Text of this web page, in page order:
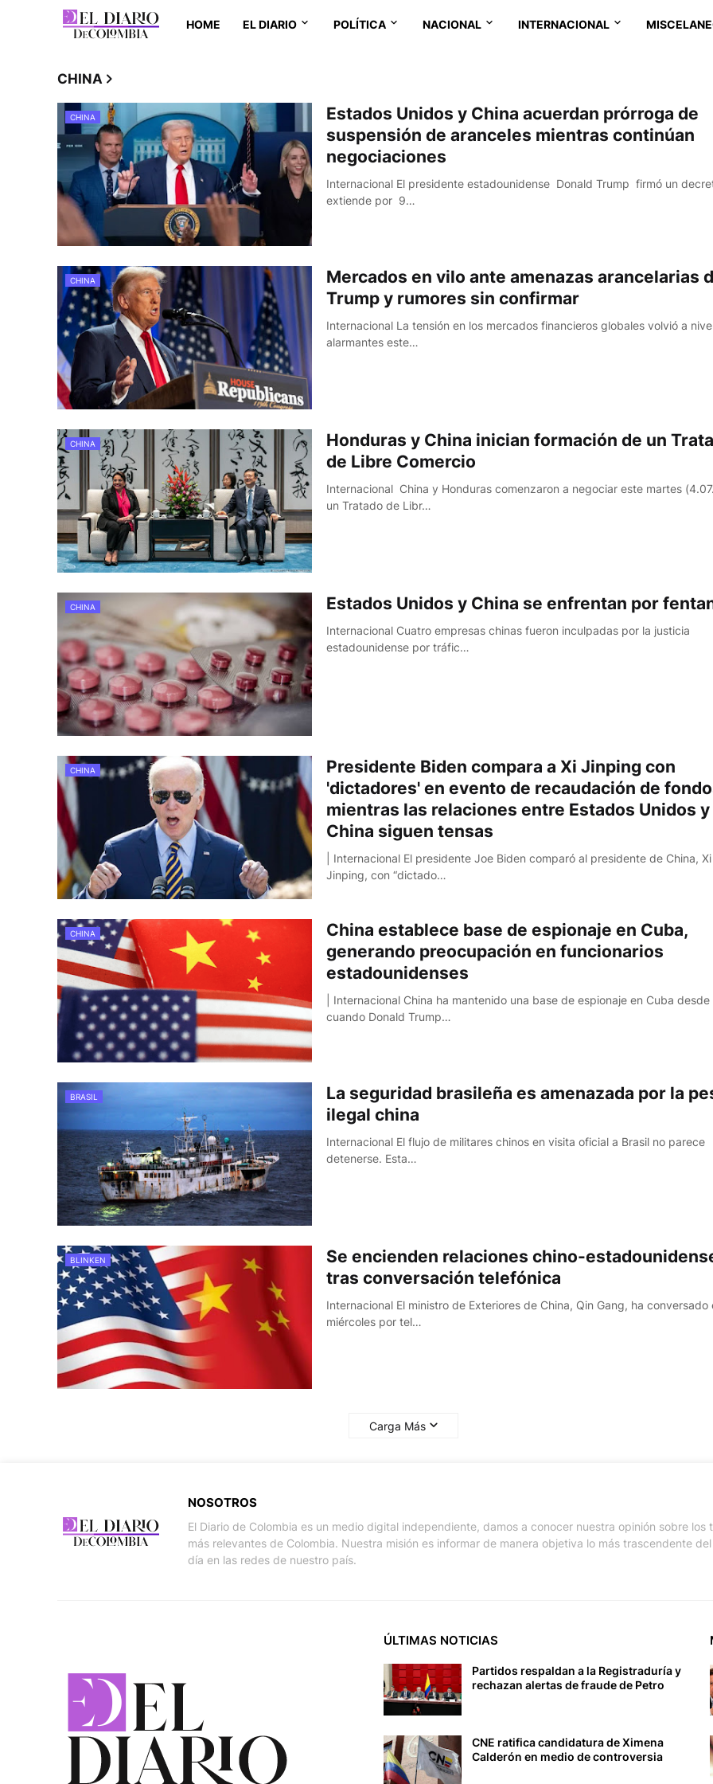
HOME EL DIARIO POLÍTICA NACIONAL INTERNACIONAL
CHINA
CHINA
Estados Unidos y China acuerdan prórroga de
suspensión de aranceles mientras continúan
negociaciones
Internacional El presidente estadounidense Donald Trump firmó un
extiende por 9…
CHINA
Mercados en vilo ante amenazas arancelarias
Trump y rumores sin confirmar
Internacional La tensión en los mercados financieros globales volvió a
alarmantes este…
CHINA
Honduras y China inician formación de un
de Libre Comercio
Internacional China y Honduras comenzaron a negociar este martes
un Tratado de Libr…
CHINA Estados Unidos y China se enfrentan por
Internacional Cuatro empresas chinas fueron inculpadas por la justicia
estadounidense por tráfic…
CHINA
Presidente Biden compara a Xi Jinping con
'dictadores' en evento de recaudación de
mientras las relaciones entre Estados Unidos y
China siguen tensas
| Internacional El presidente Joe Biden comparó al presidente de China, Xi
Jinping, con “dictado…
CHINA
China establece base de espionaje en Cuba,
generando preocupación en funcionarios
estadounidenses
| Internacional China ha mantenido una base de espionaje en Cuba desde
cuando Donald Trump…
BRASIL
La seguridad brasileña es amenazada por la
ilegal china
Internacional El flujo de militares chinos en visita oficial a Brasil no parece
detenerse. Esta…
BLINKEN
Se encienden relaciones chino-
tras conversación telefónica
Internacional El ministro de Exteriores de China, Qin Gang, ha conversado
miércoles por tel…
Carga Más
NOSOTROS
El Diario de Colombia es un medio digital independiente, damos a conocer nuestra opinión sobre los
más relevantes de Colombia. Nuestra misión es informar de manera objetiva lo más trascendente
día en las redes de nuestro país.
ÚLTIMAS NOTICIAS
Partidos respaldan a la Registraduría y
rechazan alertas de fraude de Petro
CNE ratifica candidatura de Ximena
Calderón en medio de controversia